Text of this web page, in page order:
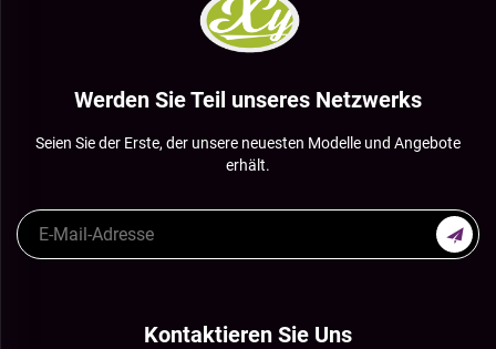
Werden Sie Teil unseres Netzwerks
Seien Sie der Erste, der unsere neuesten Modelle und Angebote
erhält.
Kontaktieren Sie Uns